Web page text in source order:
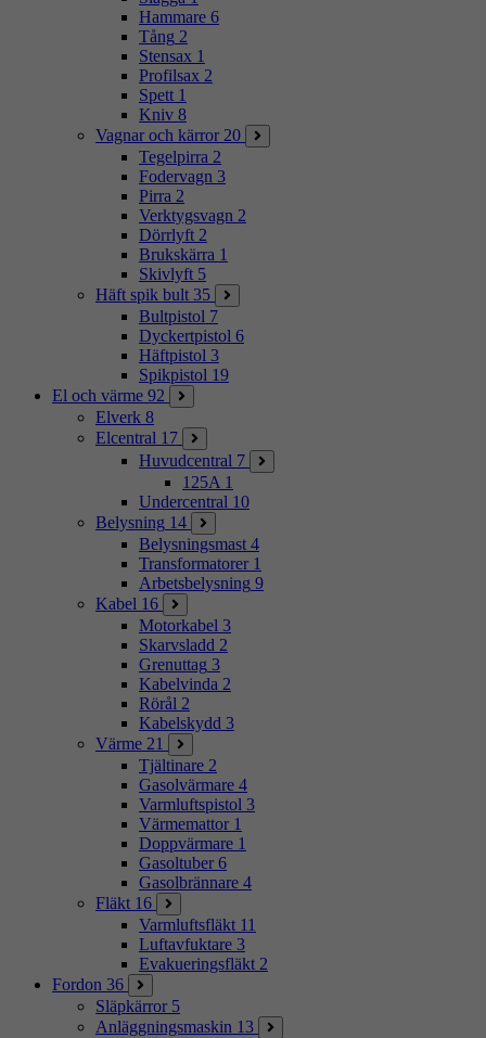
Hammare 6
Tång 2
Stensax 1
Profilsax 2
Spett 1
Kniv 8
Vagnar och kärror 20
Tegelpirra 2
Fodervagn 3
Pirra 2
Verktygsvagn 2
Dörrlyft 2
Brukskärra 1
Skivlyft 5
Häft spik bult 35
Bultpistol 7
Dyckertpistol 6
Häftpistol 3
Spikpistol 19
El och värme 92
Elverk 8
Elcentral 17
Huvudcentral 7
125A 1
Undercentral 10
Belysning 14
Belysningsmast 4
Transformatorer 1
Arbetsbelysning 9
Kabel 16
Motorkabel 3
Skarvsladd 2
Grenuttag 3
Kabelvinda 2
Rörål 2
Kabelskydd 3
Värme 21
Tjältinare 2
Gasolvärmare 4
Varmluftspistol 3
Värmemattor 1
Doppvärmare 1
Gasoltuber 6
Gasolbrännare 4
Fläkt 16
Varmluftsfläkt 11
Luftavfuktare 3
Evakueringsfläkt 2
Fordon 36
Släpkärror 5
Anläggningsmaskin 13